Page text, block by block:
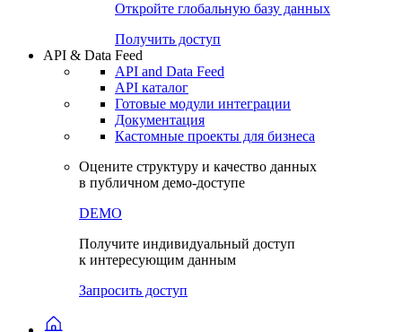
Проверка контрагента
Попробуйте7-дневный
Откройте глобальную базу данных
Получить доступ
API & Data Feed
API and Data Feed
Готовые модули интеграции
Документация
в публичном демо-доступе